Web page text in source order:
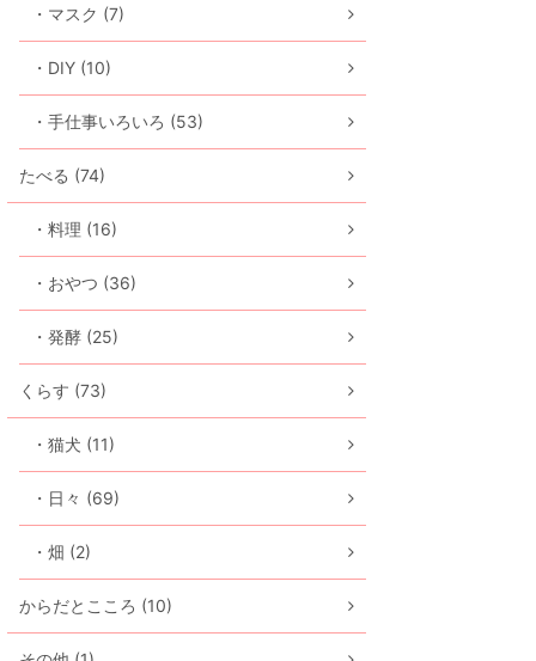
・マスク (7)
・DIY (10)
・手仕事いろいろ (53)
たべる (74)
・料理 (16)
・おやつ (36)
・発酵 (25)
くらす (73)
・猫犬 (11)
・日々 (69)
・畑 (2)
からだとこころ (10)